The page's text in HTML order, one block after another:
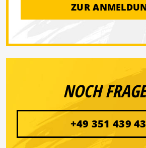
ZUR
NOCH
+49 351 439